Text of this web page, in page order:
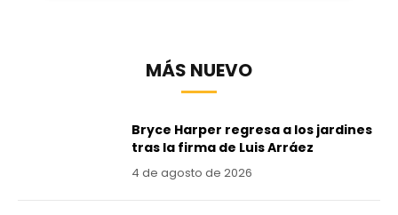
MÁS NUEVO
Bryce Harper regresa a los jardines
tras la firma de Luis Arráez
4 de agosto de 2026